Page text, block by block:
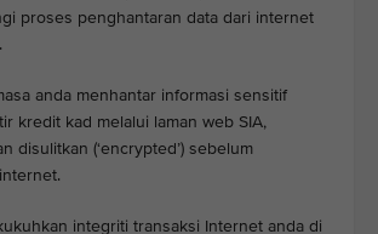
proses penghantaran data dari internet
anda menhantar informasi sensitif
kredit kad melalui laman web SIA,
disulitkan (‘encrypted’) sebelum
integriti transaksi Internet anda di